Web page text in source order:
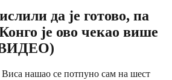
да је готово, па
је ово чекао више
нашао се потпуно сам на шест